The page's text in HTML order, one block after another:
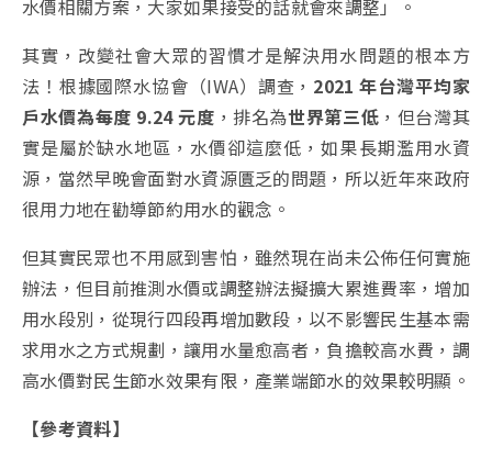
水價相關方案，大家如果接受的話就會來調整」。
其實，改變社會大眾的習慣才是解決用水問題的根本方
法！根據國際水協會（IWA）調查， 2021 年台灣平均家
戶水價為每度 9.24 元度 ，排名為世界第三低 ，但台灣其
實是屬於缺水地區，水價卻這麼低，如果長期濫用水資
源，當然早晚會面對水資源匱乏的問題，所以近年來政府
很用力地在勸導節約用水的觀念。
但其實民眾也不用感到害怕，雖然現在尚未公佈任何實施
辦法，但目前推測水價或調整辦法擬擴大累進費率，增加
用水段別，從現行四段再增加數段，以不影響民生基本需
求用水之方式規劃，讓用水量愈高者，負擔較高水費，調
高水價對民生節水效果有限，產業端節水的效果較明顯。
【參考資料】